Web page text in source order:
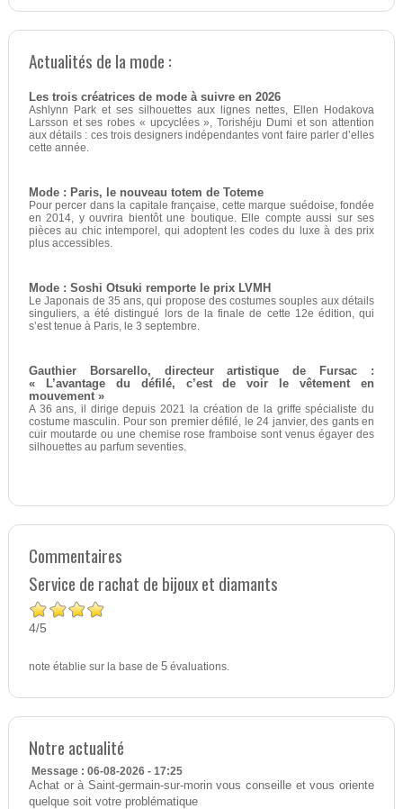
Actualités de la mode :
Les trois créatrices de mode à suivre en 2026
Ashlynn Park et ses silhouettes aux lignes nettes, Ellen Hodakova
Larsson et ses robes « upcyclées », Torishéju Dumi et son attention
aux détails : ces trois designers indépendantes vont faire parler d’elles
cette année.
Mode : Paris, le nouveau totem de Toteme
Pour percer dans la capitale française, cette marque suédoise, fondée
en 2014, y ouvrira bientôt une boutique. Elle compte aussi sur ses
pièces au chic intemporel, qui adoptent les codes du luxe à des prix
plus accessibles.
Mode : Soshi Otsuki remporte le prix LVMH
Le Japonais de 35 ans, qui propose des costumes souples aux détails
singuliers, a été distingué lors de la finale de cette 12e édition, qui
s’est tenue à Paris, le 3 septembre.
Gauthier Borsarello, directeur artistique de Fursac :
« L’avantage du défilé, c’est de voir le vêtement en
mouvement »
A 36 ans, il dirige depuis 2021 la création de la griffe spécialiste du
costume masculin. Pour son premier défilé, le 24 janvier, des gants en
cuir moutarde ou une chemise rose framboise sont venus égayer des
silhouettes au parfum seventies.
Commentaires
Service de rachat de bijoux et diamants
4/5
note établie sur la base de 5évaluations.
Notre actualité
Message : 06-08-2026 - 17:25
Achat or à Saint-germain-sur-morin vous conseille et vous oriente
quelque soit votre problématique